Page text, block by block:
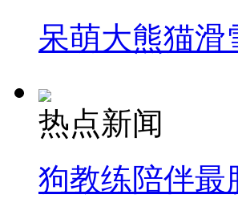
呆萌大熊猫滑
热点新闻
狗教练陪伴最